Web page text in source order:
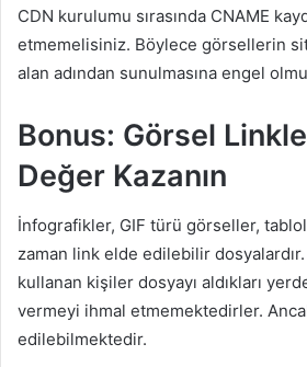
CDN kurulumu sırasında CNAME
etmemelisiniz. Böylece görsellerin
alan adından sunulmasına engel
Bonus: Görsel
Değer Kazanın
İnfografikler, GIF türü görseller,
zaman link elde edilebilir
kullanan kişiler dosyayı aldıkları
vermeyi ihmal etmemektedirler.
edilebilmektedir.